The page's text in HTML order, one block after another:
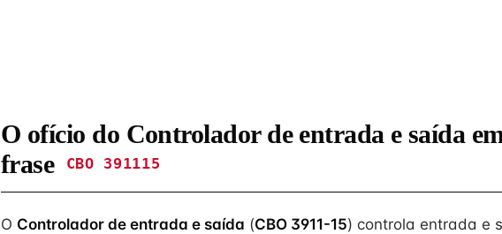
O ofício do Controlador de entrada e saída
frase
CBO 391115
O Controlador de entrada e saída (CBO 3911-15) controla entrada e